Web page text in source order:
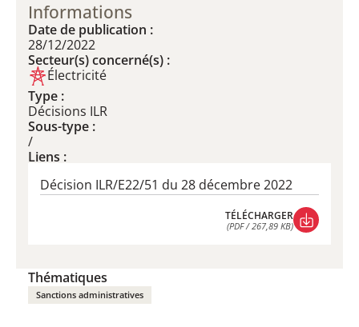
Informations
Date de publication :
28/12/2022
Secteur(s) concerné(s) :
Électricité
Type :
Décisions ILR
Sous-type :
/
Liens :
Décision ILR/E22/51 du 28 décembre 2022
TÉLÉCHARGER
(PDF / 267,89 KB)
Thématiques
Sanctions administratives